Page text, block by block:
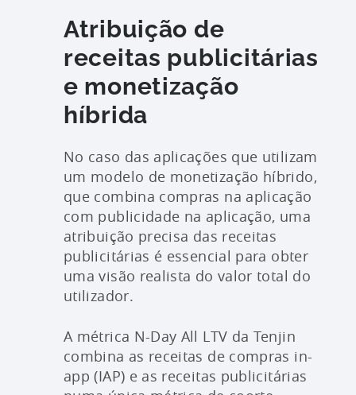
Atribuição de
receitas publicitárias
e monetização
híbrida
No caso das aplicações que utilizam
um modelo de monetização híbrido,
que combina compras na aplicação
com publicidade na aplicação, uma
atribuição precisa das receitas
publicitárias é essencial para obter
uma visão realista do valor total do
utilizador.
A métrica N-Day All LTV da Tenjin
combina as receitas de compras in-
app (IAP) e as receitas publicitárias